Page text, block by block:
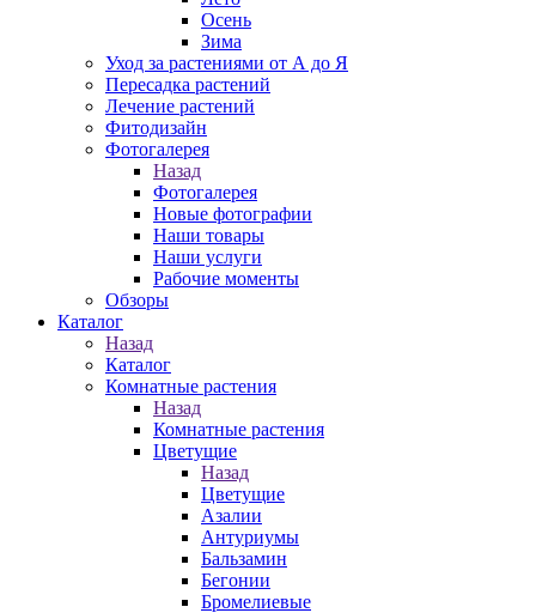
Осень
Зима
Уход за растениями от А до Я
Пересадка растений
Лечение растений
Фитодизайн
Фотогалерея
Назад
Фотогалерея
Новые фотографии
Наши товары
Наши услуги
Рабочие моменты
Обзоры
Каталог
Назад
Каталог
Комнатные растения
Назад
Комнатные растения
Цветущие
Назад
Цветущие
Азалии
Антуриумы
Бальзамин
Бегонии
Бромелиевые